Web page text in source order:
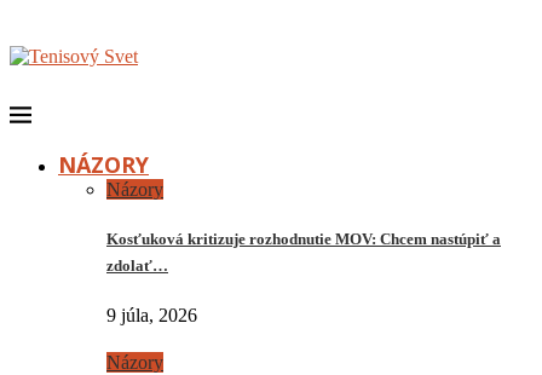
NÁZORY
Názory
Kosťuková kritizuje rozhodnutie MOV: Chcem nastúpiť a
zdolať…
9 júla, 2026
Názory